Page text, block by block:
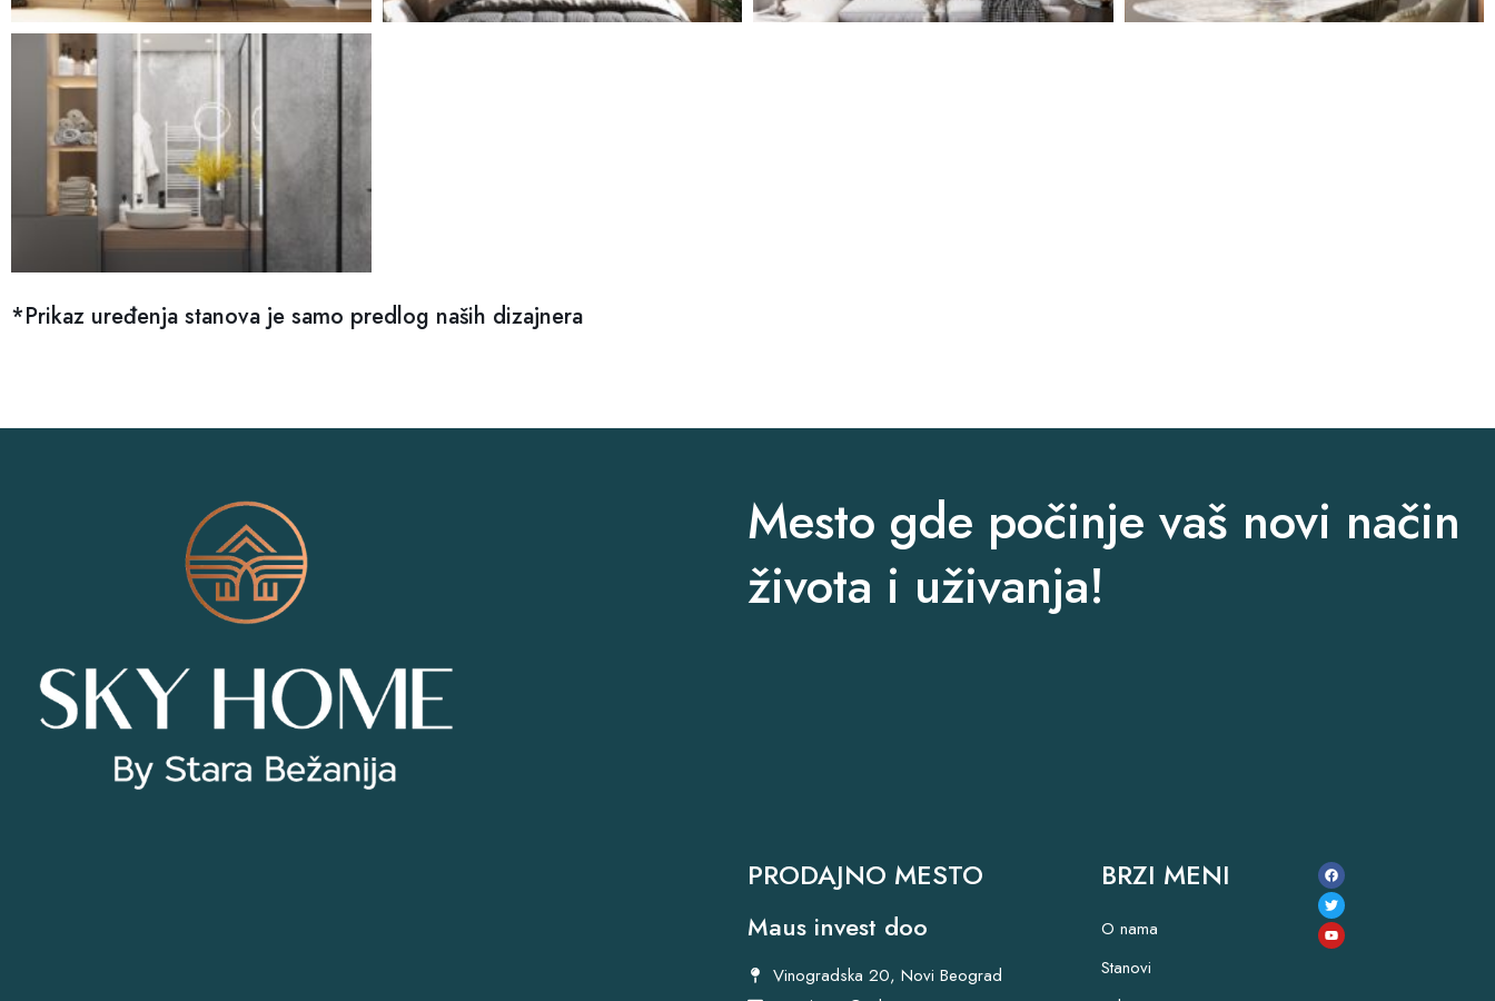
*Prikaz uređenja stanova je samo predlog naših dizajnera
Mesto gde počinje vaš novi način
života i uživanja!
PRODAJNO MESTO
Maus invest doo
Vinogradska 20, Novi Beograd
BRZI MENI
O nama
Stanovi